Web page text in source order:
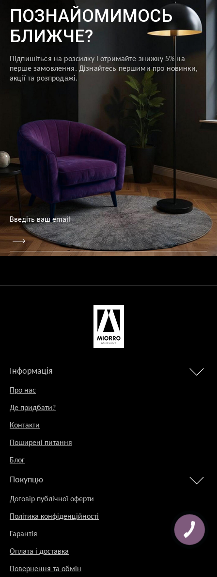
ПОЗНАЙОМИМОСЬ
БЛИЖЧЕ?
Підпишіться на розсилку і отримайте знижку 5% на
перше замовлення. Дізнайтесь першими про новинки,
акції та розпродажі.
Інформація
Про нас
Де придбати?
Контакти
Поширені питання
Блог
Покупцю
Договір публічної оферти
Політика конфіденційності
Гарантія
Оплата і доставка
Повернення та обмін